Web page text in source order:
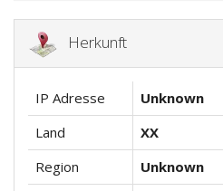
Herkunft
IP Adresse
Unknown
Land
XX
Region
Unknown